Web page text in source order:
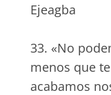
Ejeagba
33. «No
menos que
acabamos